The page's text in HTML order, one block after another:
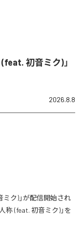
初音ミク)」
2026.8.8
ミク)」が配信開始され
称 (feat. 初音ミク)」を